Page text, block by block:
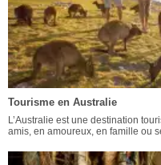
Tourisme en Australie
L’Australie est une destination
amis, en amoureux, en famille ou